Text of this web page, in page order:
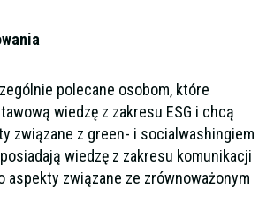
polecane osobom, które
wiedzę z zakresu ESG i chcą
związane z green- i socialwashingiem
wiedzę z zakresu komunikacji
aspekty związane ze zrównoważonym